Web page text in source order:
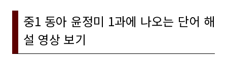
중1 동아 윤정미 1과에 나오는 단어 해
설 영상 보기